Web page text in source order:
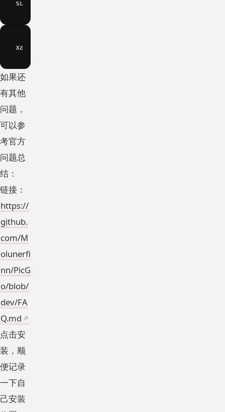
如果还
有其他
问题，
可以参
考官方
问题总
结：
链接：
https://
github.
com/M
olunerfi
nn/PicG
o/blob/
dev/FA
Q.md
点击安
装，顺
便记录
一下自
己安装